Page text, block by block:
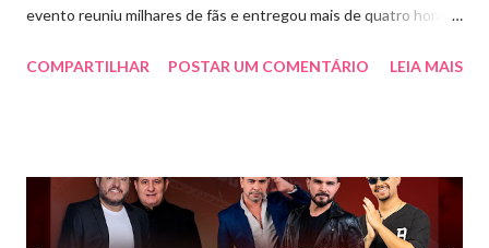
evento reuniu milhares de fãs e entregou mais de quatro horas
de hits, Bruninho & Davi incendiaram o palco e contaram com
única, com o público cantando junto do início ao fim. Criado em
2018, o projeto Violada BeD se tornou uma verdadeira marca
COMPARTILHAR POSTAR UM COMENTÁRIO LEIA MAIS